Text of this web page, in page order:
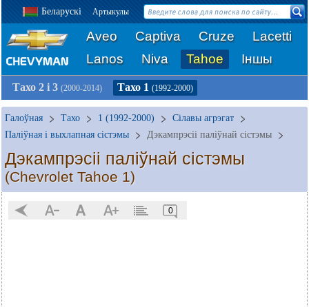
Беларускі Артыкулы
Aveo Captiva Cruze
Lacetti
Lanos
Niva Tahoe Іншы
Тахо 2 і 3 (2000-2014) Тахо 1 (1992-2000)
Галоўная Тахо 1 (1992-2000)
Сілавы агрэгат
Паліўная і выхлапная сістэмы
Дэкампрэсіі паліўнай сістэмы
Дэкампрэсіі паліўнай сістэмы
(Chevrolet Tahoe 1)
0